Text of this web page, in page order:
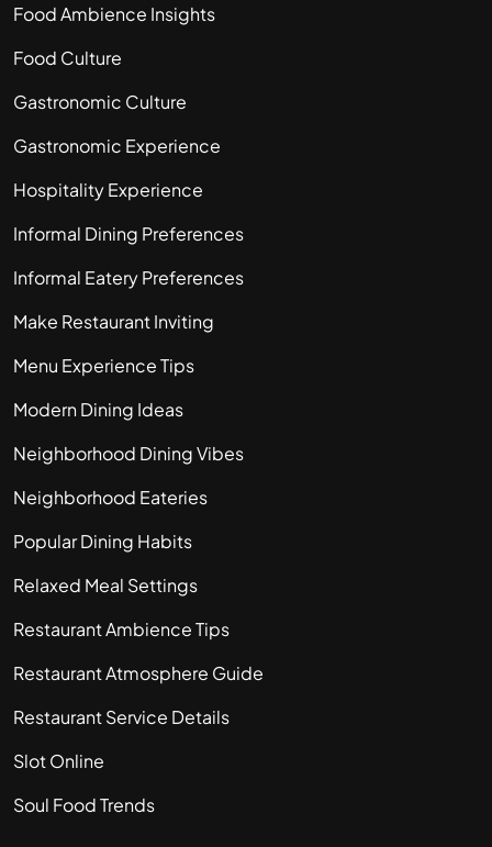
Food Ambience Insights
Food Culture
Gastronomic Culture
Gastronomic Experience
Hospitality Experience
Informal Dining Preferences
Informal Eatery Preferences
Make Restaurant Inviting
Menu Experience Tips
Modern Dining Ideas
Neighborhood Dining Vibes
Neighborhood Eateries
Popular Dining Habits
Relaxed Meal Settings
Restaurant Ambience Tips
Restaurant Atmosphere Guide
Restaurant Service Details
Slot Online
Soul Food Trends